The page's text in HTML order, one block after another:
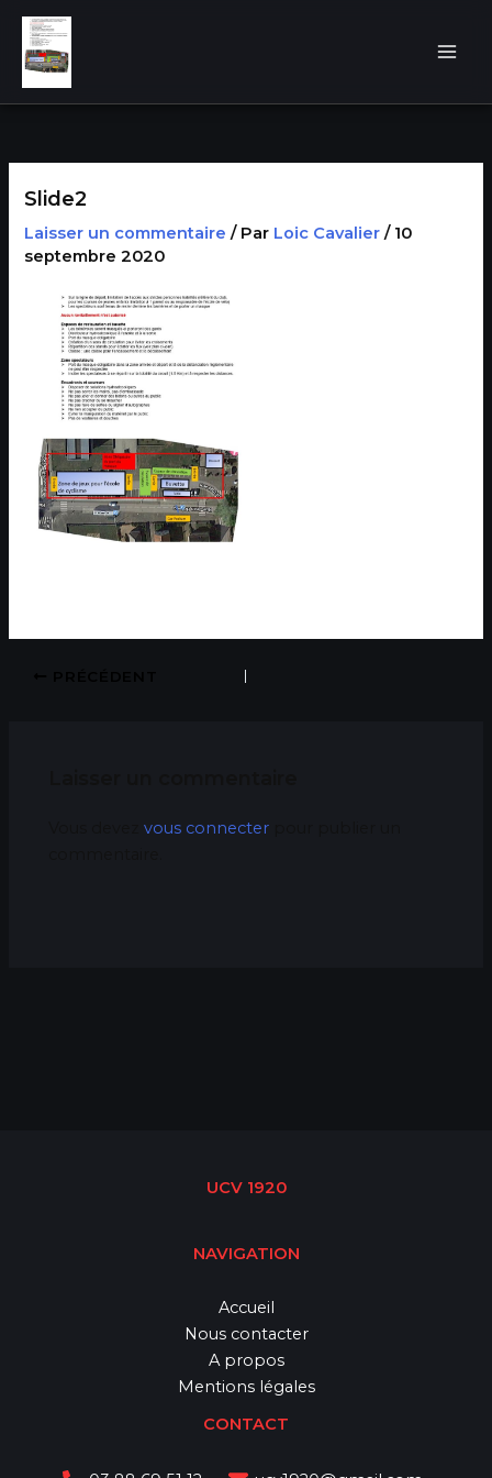
Aller
contenu
Slide2
Laisser un commentaire / Par Loic Cavalier/ 10
septembre 2020
Vous devezvous connecter
UCV 1920
NAVIGATION
Accueil
Nous contacter
A propos
Mentions légales
CONTACT